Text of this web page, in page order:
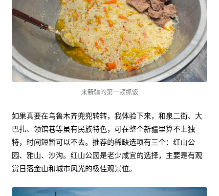
来新疆的第一顿抓饭
如果真要在乌鲁木齐兜兜转转，我体验下来，和泉二街、大
巴扎、领馆巷等虽有民族特色，可在整个新疆里算不上独
特，时间短暂可以不去。推荐的稀缺选项有三个：红山公
园、雅山、沙沟。红山公园是老少咸宜的选择，主要是有观
赏日落金山和城市风光的极佳观景位。